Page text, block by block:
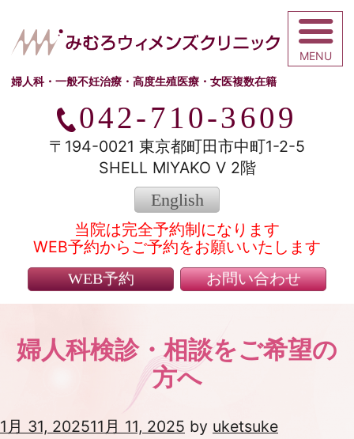
みむろウィメ
婦人科・一般不妊治療・高度生殖医療・女医複数在籍
042-710-3609
〒194-0021 東京都町田市中町1-2-5
SHELL MIYAKO V 2階
English
当院は完全予約制になります
WEB予約からご予約をお願いいたします
WEB予約 お問い合わせ
婦人科検診・相談をご希望の
方へ
Posted
1月 31, 202511月 11, 2025 by uketsuke